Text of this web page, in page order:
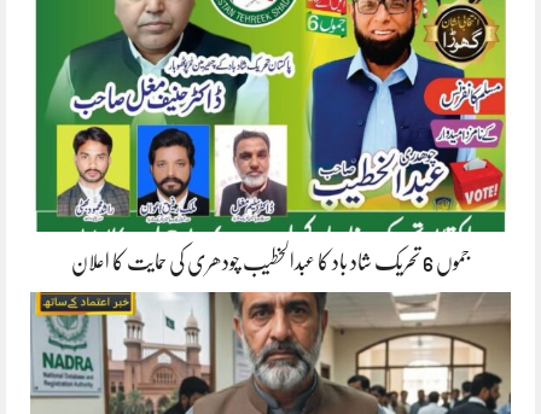
جموں 6 تحریک شاد باد کا عبدالخطیب چودھری کی حمایت کا اعلان